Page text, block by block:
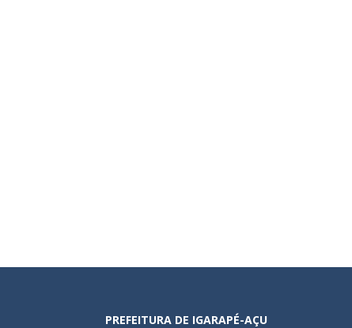
PREFEITURA DE IGARAPÉ-AÇU